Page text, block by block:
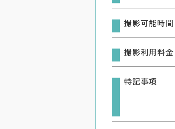
撮影可能時間
撮影利用料金
特記事項